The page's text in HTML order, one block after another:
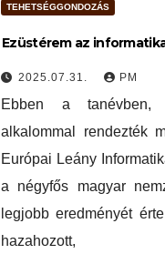
TEHETSÉGGONDOZÁS
Ezüstérem az
2025.07.31. PM
Ebben a tanévben,
alkalommal rendezték
Európai Leány
a négyfős magyar
legjobb eredményét
hazahozott,